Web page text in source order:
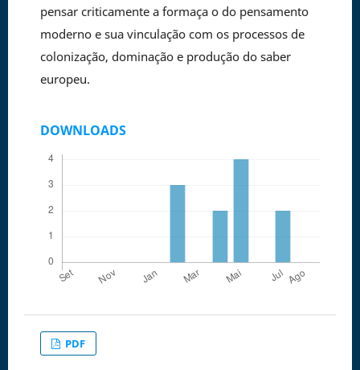
pensar criticamente a formaça o do pensamento
moderno e sua vinculação com os processos de
colonização, dominação e produção do saber
europeu.
DOWNLOADS
PDF